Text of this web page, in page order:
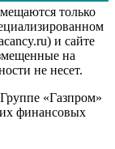
только
и сайте
на
не несет.
«Газпром»
финансовых